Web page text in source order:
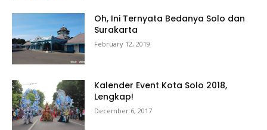
Oh, Ini Ternyata Bedanya Solo dan
Surakarta
February 12, 2019
Kalender Event Kota Solo 2018,
Lengkap!
December 6, 2017